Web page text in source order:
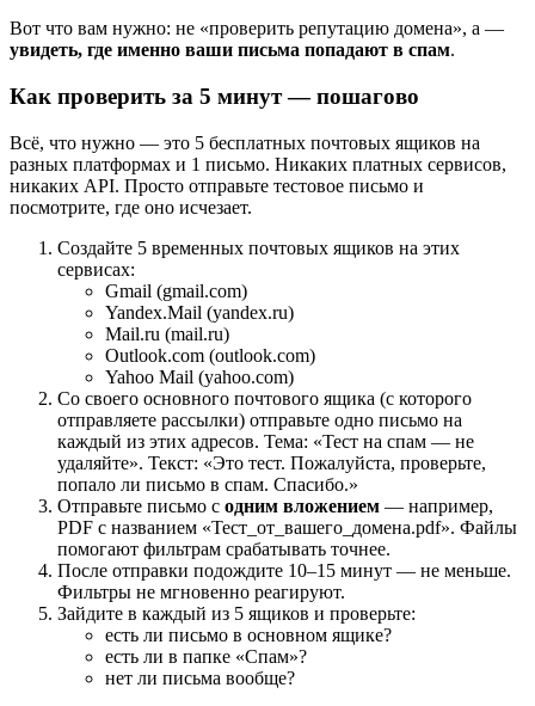
Вот что вам нужно: не «проверить репутацию домена», а —
увидеть, где именно ваши письма попадают в спам.
Как проверить за 5 минут — пошагово
Всё, что нужно — это 5 бесплатных почтовых ящиков на
разных платформах и 1 письмо. Никаких платных сервисов,
никаких API. Просто отправьте тестовое письмо и
посмотрите, где оно исчезает.
Создайте 5 временных почтовых ящиков на этих
сервисах:
Gmail (gmail.com)
Yandex.Mail (yandex.ru)
Mail.ru (mail.ru)
Outlook.com (outlook.com)
Yahoo Mail (yahoo.com)
Со своего основного почтового ящика (с которого
отправляете рассылки) отправьте одно письмо на
каждый из этих адресов. Тема: «Тест на спам — не
удаляйте». Текст: «Это тест. Пожалуйста, проверьте,
попало ли письмо в спам. Спасибо.»
Отправьте письмо с одним вложением — например,
PDF с названием «Тест_от_вашего_домена.pdf». Файлы
помогают фильтрам срабатывать точнее.
После отправки подождите 10–15 минут — не меньше.
Фильтры не мгновенно реагируют.
Зайдите в каждый из 5 ящиков и проверьте:
есть ли письмо в основном ящике?
есть ли в папке «Спам»?
нет ли письма вообще?